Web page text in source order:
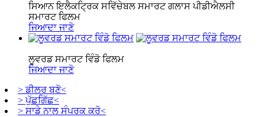
ਸਿਆਨ ਇਲੈਕਟ੍ਰਿਕ ਸਵਿੱਚੇਬਲ ਸਮਾਰਟ ਗਲਾਸ ਪੀਡੀਐਲਸੀ
ਸਮਾਰਟ ਫਿਲਮ
ਜਿਆਦਾ ਜਾਣੋ
ਲੂਵਰਡ ਸਮਾਰਟ ਵਿੰਡੋ ਫਿਲਮ
ਜਿਆਦਾ ਜਾਣੋ
> ਡੀਲਰ ਬਣੋ<
> ਪੁੱਛਗਿੱਛ<
> ਸਾਡੇ ਨਾਲ ਸੰਪਰਕ ਕਰੋ<